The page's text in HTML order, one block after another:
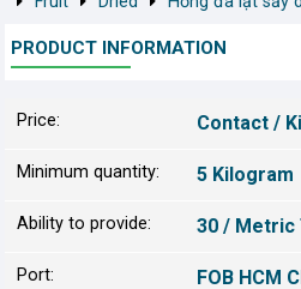
PRODUCT INFORMATION
Price: Contact /
Minimum quantity: 5 Kilogram
Ability to provide: 30 / Metric
Port:
FOB HCM